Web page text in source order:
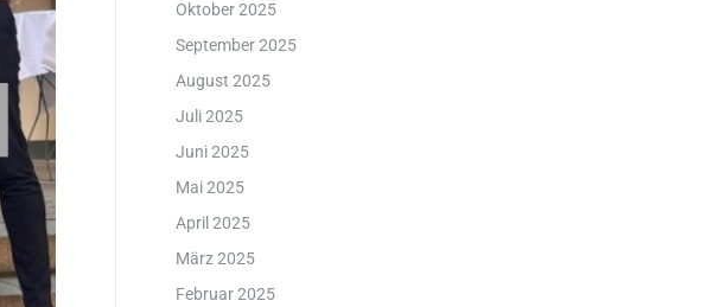
Oktober 2025
September 2025
August 2025
Juli 2025
Juni 2025
Mai 2025
April 2025
März 2025
Februar 2025